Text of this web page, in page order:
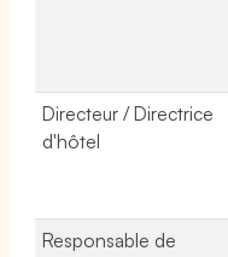
Directeur / Directrice
d'hôtel
Responsable de